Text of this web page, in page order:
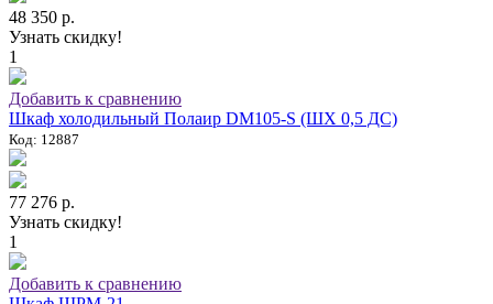
48 350 р.
Узнать скидку!
1
Добавить к сравнению
Шкаф холодильный Полаир DM105-S (ШХ 0,5 ДС)
Код: 12887
77 276 р.
Узнать скидку!
1
Добавить к сравнению